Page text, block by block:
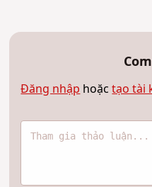
Đăng nhậphoặctạo tài